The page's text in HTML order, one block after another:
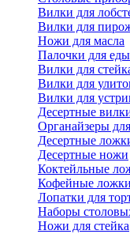
Вилки для
Вилки для
Ножи для масла
Палочки для еды
Вилки для
Вилки для
Вилки для
Десертные
Органайзеры
Десертные
Десертные ножи
Коктейльные
Кофейные ложки
Лопатки для
Наборы
Ножи для стейка